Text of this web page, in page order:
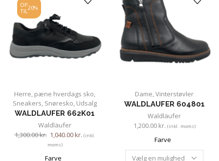
OP
TIL 20%
Herre, pæne hverdags sko,
Sneakers, Snøresko, Udsalg
WALDLAUFER 662K01
Waldläufer
1,300.00kr. 1,040.00kr. (inkl.
moms)
Farve
Dame,Vinterstøvler
WALDLAUFER 604801
Waldläufer
1,200.00 kr. (inkl. moms)
Farve